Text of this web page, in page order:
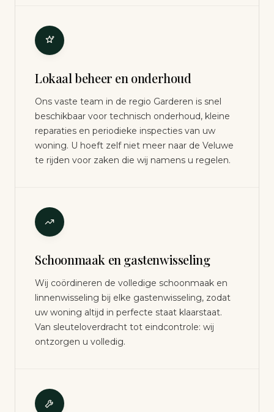
Lokaal beheer en onderhoud
Ons vaste team in de regio Garderen is snel
beschikbaar voor technisch onderhoud, kleine
reparaties en periodieke inspecties van uw
woning. U hoeft zelf niet meer naar de Veluwe
te rijden voor zaken die wij namens u regelen.
Schoonmaak en gastenwisseling
Wij coördineren de volledige schoonmaak en
linnenwisseling bij elke gastenwisseling, zodat
uw woning altijd in perfecte staat klaarstaat.
Van sleuteloverdracht tot eindcontrole: wij
ontzorgen u volledig.